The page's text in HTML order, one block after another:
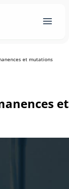
et mutations
et